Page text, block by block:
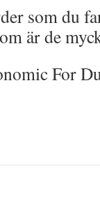
som du
är de
For